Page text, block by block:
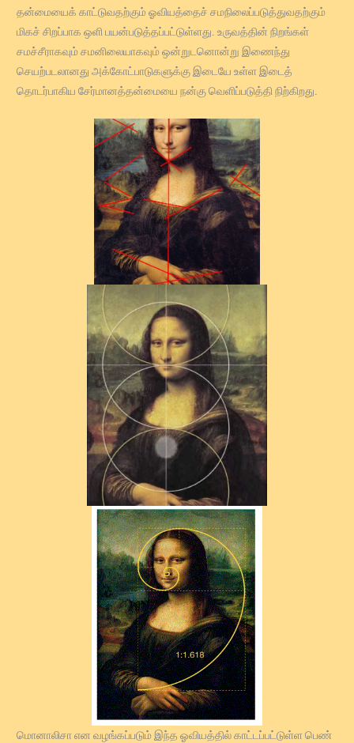
தன்மையைக் காட்டுவதற்கும் ஓவியத்தைச் சமநிலைப்படுத்துவதற்கும்
மிகச் சிறப்பாக ஒளி பயன்படுத்தப்பட்டுள்ளது. உருவத்தின் நிறங்கள்
சமச்சீராகவும் சமனிலையாகவும் ஒன்றுடனொன்று இணைந்து
செயற்படலானது அக்கோட்பாடுகளுக்கு இடையே உள்ள இடைத்
தொடர்பாகிய சேர்மானத்தன்மையை நன்கு வெளிப்படுத்தி நிற்கிறது.
மொனாலிசா என வழங்கப்படும் இந்த ஓவியத்தில் காட்டப்பட்டுள்ள பெண்